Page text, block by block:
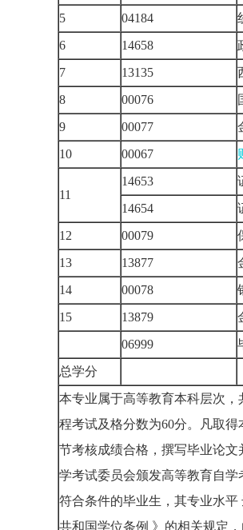
5
04184
6
14658
7
13135
8
00076
9
00077
10
00067
11
14653
14654
12
00079
13
13877
14
00078
15
13879
06999
总学分
本专业属于高等教育本科层次
程考试及格分数为60分。凡取
节考核成绩合格，撰写毕业论
学考试委员会颁发高等教育自
符合条件的毕业生，其专业水
共和国学位条例 》的相关规定